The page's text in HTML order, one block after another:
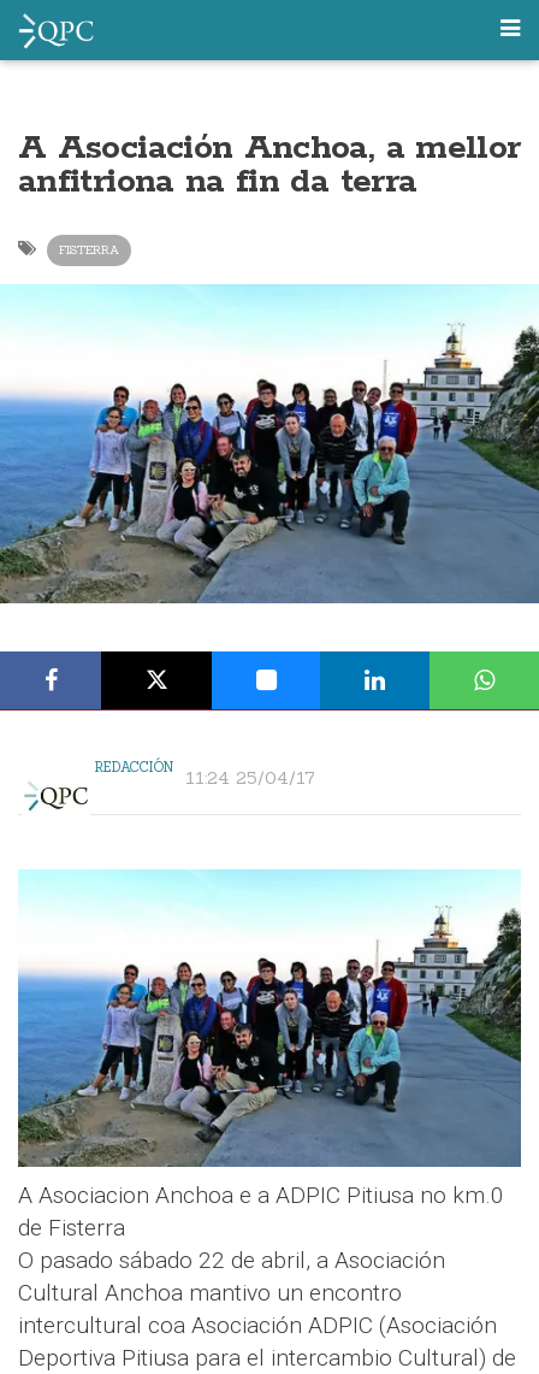
A Asociación Anchoa, a mellor
anfitriona na fin da terra
FISTERRA
REDACCIÓN 11:24 25/04/17
A Asociacion Anchoa e a ADPIC Pitiusa no km.0
de Fisterra
O pasado sábado 22 de abril, a Asociación
Cultural Anchoa mantivo un encontro
intercultural coa Asociación ADPIC (Asociación
Deportiva Pitiusa para el intercambio Cultural) de